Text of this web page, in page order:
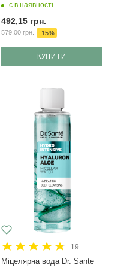
зміцнення 1000 мл
є в наявності
492,15грн.
579,00грн. -15%
КУПИТИ
19
Міцелярна вода Dr. Sante